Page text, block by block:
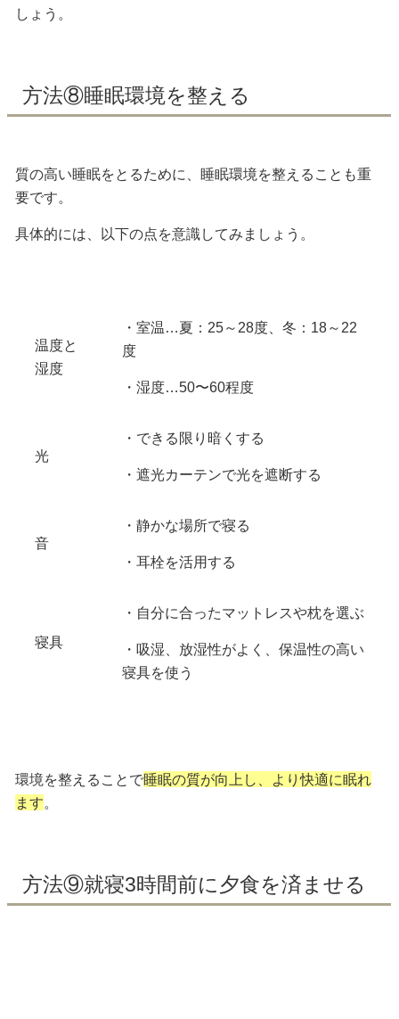
しょう。
方法⑧睡眠環境を整える
質の高い睡眠をとるために、睡眠環境を整えることも重
要です。
具体的には、以下の点を意識してみましょう。
温度と
湿度
・室温…夏：25～28度、冬：18～22
度
・湿度…50〜60程度
光
・できる限り暗くする
・遮光カーテンで光を遮断する
音
・静かな場所で寝る
・耳栓を活用する
寝具
・自分に合ったマットレスや枕を選ぶ
・吸湿、放湿性がよく、保温性の高い
寝具を使う
環境を整えることで睡眠の質が向上し、より快適に眠れ
ます。
方法⑨就寝3時間前に夕食を済ませる